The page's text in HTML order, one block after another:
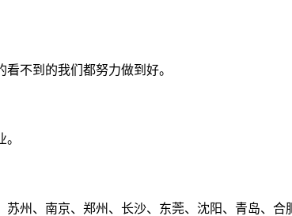
不到的我们都努力做到好。
州、南京、郑州、长沙、东莞、沈阳、青岛、合